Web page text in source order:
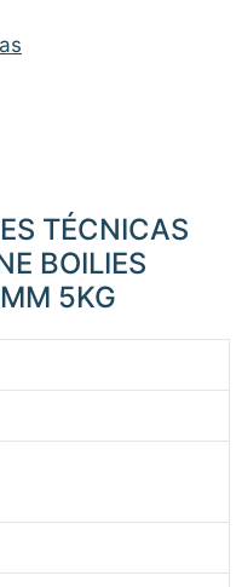
TÉCNICAS
BOILIES
5KG